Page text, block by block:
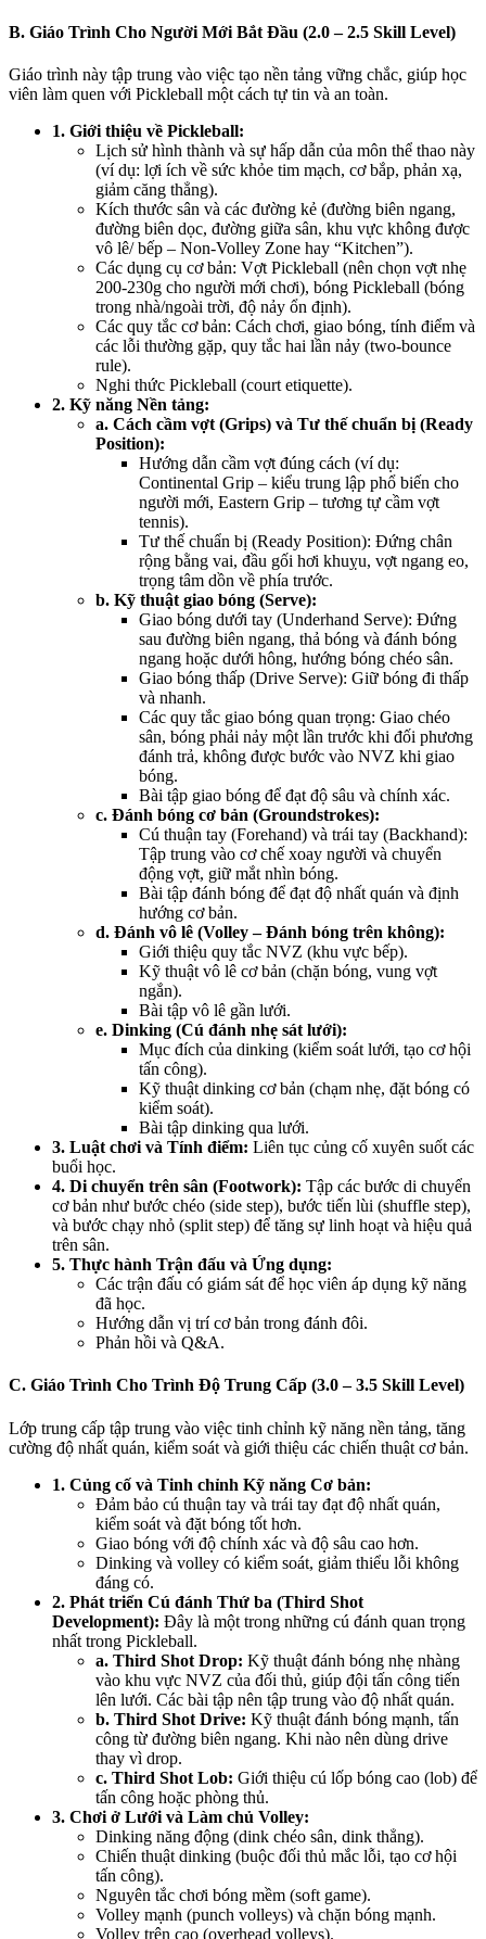
B. Giáo Trình Cho Người Mới Bắt Đầu (2.0 – 2.5 Skill Level)
Giáo trình này tập trung vào việc tạo nền tảng vững chắc, giúp học
viên làm quen với Pickleball một cách tự tin và an toàn.
1. Giới thiệu về Pickleball:
Lịch sử hình thành và sự hấp dẫn của môn thể thao này
(ví dụ: lợi ích về sức khỏe tim mạch, cơ bắp, phản xạ,
giảm căng thẳng).
Kích thước sân và các đường kẻ (đường biên ngang,
đường biên dọc, đường giữa sân, khu vực không được
vô lê/ bếp – Non-Volley Zone hay “Kitchen”).
Các dụng cụ cơ bản: Vợt Pickleball (nên chọn vợt nhẹ
200-230g cho người mới chơi), bóng Pickleball (bóng
trong nhà/ngoài trời, độ nảy ổn định).
Các quy tắc cơ bản: Cách chơi, giao bóng, tính điểm và
các lỗi thường gặp, quy tắc hai lần nảy (two-bounce
rule).
Nghi thức Pickleball (court etiquette).
2. Kỹ năng Nền tảng:
a. Cách cầm vợt (Grips) và Tư thế chuẩn bị (Ready
Position):
Hướng dẫn cầm vợt đúng cách (ví dụ:
Continental Grip – kiểu trung lập phổ biến cho
người mới, Eastern Grip – tương tự cầm vợt
tennis).
Tư thế chuẩn bị (Ready Position): Đứng chân
rộng bằng vai, đầu gối hơi khuỵu, vợt ngang eo,
trọng tâm dồn về phía trước.
b. Kỹ thuật giao bóng (Serve):
Giao bóng dưới tay (Underhand Serve): Đứng
sau đường biên ngang, thả bóng và đánh bóng
ngang hoặc dưới hông, hướng bóng chéo sân.
Giao bóng thấp (Drive Serve): Giữ bóng đi thấp
và nhanh.
Các quy tắc giao bóng quan trọng: Giao chéo
sân, bóng phải nảy một lần trước khi đối phương
đánh trả, không được bước vào NVZ khi giao
bóng.
Bài tập giao bóng để đạt độ sâu và chính xác.
c. Đánh bóng cơ bản (Groundstrokes):
Cú thuận tay (Forehand) và trái tay (Backhand):
Tập trung vào cơ chế xoay người và chuyển
động vợt, giữ mắt nhìn bóng.
Bài tập đánh bóng để đạt độ nhất quán và định
hướng cơ bản.
d. Đánh vô lê (Volley – Đánh bóng trên không):
Giới thiệu quy tắc NVZ (khu vực bếp).
Kỹ thuật vô lê cơ bản (chặn bóng, vung vợt
ngắn).
Bài tập vô lê gần lưới.
e. Dinking (Cú đánh nhẹ sát lưới):
Mục đích của dinking (kiểm soát lưới, tạo cơ hội
tấn công).
Kỹ thuật dinking cơ bản (chạm nhẹ, đặt bóng có
kiểm soát).
Bài tập dinking qua lưới.
3. Luật chơi và Tính điểm: Liên tục củng cố xuyên suốt các
buổi học.
4. Di chuyển trên sân (Footwork): Tập các bước di chuyển
cơ bản như bước chéo (side step), bước tiến lùi (shuffle step),
và bước chạy nhỏ (split step) để tăng sự linh hoạt và hiệu quả
trên sân.
5. Thực hành Trận đấu và Ứng dụng:
Các trận đấu có giám sát để học viên áp dụng kỹ năng
đã học.
Hướng dẫn vị trí cơ bản trong đánh đôi.
Phản hồi và Q&A.
C. Giáo Trình Cho Trình Độ Trung Cấp (3.0 – 3.5 Skill Level)
Lớp trung cấp tập trung vào việc tinh chỉnh kỹ năng nền tảng, tăng
cường độ nhất quán, kiểm soát và giới thiệu các chiến thuật cơ bản.
1. Củng cố và Tinh chỉnh Kỹ năng Cơ bản:
Đảm bảo cú thuận tay và trái tay đạt độ nhất quán,
kiểm soát và đặt bóng tốt hơn.
Giao bóng với độ chính xác và độ sâu cao hơn.
Dinking và volley có kiểm soát, giảm thiểu lỗi không
đáng có.
2. Phát triển Cú đánh Thứ ba (Third Shot
Development): Đây là một trong những cú đánh quan trọng
nhất trong Pickleball.
a. Third Shot Drop: Kỹ thuật đánh bóng nhẹ nhàng
vào khu vực NVZ của đối thủ, giúp đội tấn công tiến
lên lưới. Các bài tập nên tập trung vào độ nhất quán.
b. Third Shot Drive: Kỹ thuật đánh bóng mạnh, tấn
công từ đường biên ngang. Khi nào nên dùng drive
thay vì drop.
c. Third Shot Lob: Giới thiệu cú lốp bóng cao (lob) để
tấn công hoặc phòng thủ.
3. Chơi ở Lưới và Làm chủ Volley:
Dinking năng động (dink chéo sân, dink thẳng).
Chiến thuật dinking (buộc đối thủ mắc lỗi, tạo cơ hội
tấn công).
Nguyên tắc chơi bóng mềm (soft game).
Volley mạnh (punch volleys) và chặn bóng mạnh.
Volley trên cao (overhead volleys).